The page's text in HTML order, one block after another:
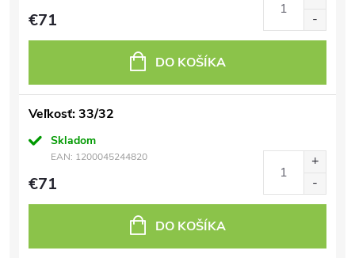
€71
DO KOŠÍKA
Veľkosť: 33/32
Skladom
EAN: 1200045244820
€71
DO KOŠÍKA